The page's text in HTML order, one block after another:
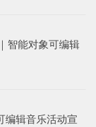
智能对象可编辑
编辑音乐活动宣